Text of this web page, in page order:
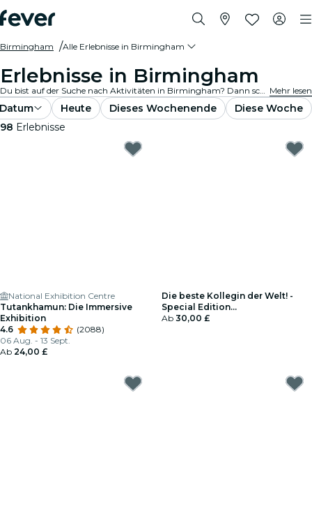
Birmingham Alle Erlebnisse in Birmingham
Erlebnisse in Birmingham
Du bist auf der Suche nach Aktivitäten in Birmingham? Dann schau Dir unsere vollständige Auswahl an und entdecke die besten Aktivitäten und Erlebnisse, die wir aktuell in der Stadt anbieten. Mehr lesen
Datum Heute Dieses Wochenende
Diese Woche
98 Erlebnisse
National Exhibition Centre
Tutankhamun: Die Immersive
Exhibition
4.6
(2088)
06 Aug. - 13 Sept.
Ab 24,00 £
Die beste Kollegin der Welt! -
Special Edition
Geschenkgutschein
Ab 30,00 £